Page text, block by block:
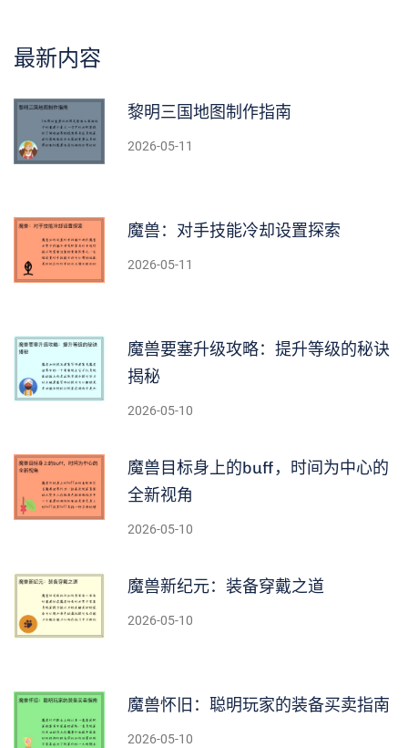
最新内容
黎明三国地图制作指南
2026-05-11
魔兽：对手技能冷却设置探索
2026-05-11
魔兽要塞升级攻略：提升等级的秘诀
揭秘
2026-05-10
魔兽目标身上的buff，时间为中心的
全新视角
2026-05-10
魔兽新纪元：装备穿戴之道
2026-05-10
魔兽怀旧：聪明玩家的装备买卖指南
2026-05-10